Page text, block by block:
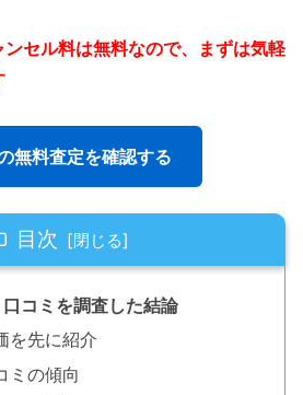
セル料は無料なので、まずは気軽
無料査定を確認する
目次
コミを調査した結論
先に紹介
の傾向